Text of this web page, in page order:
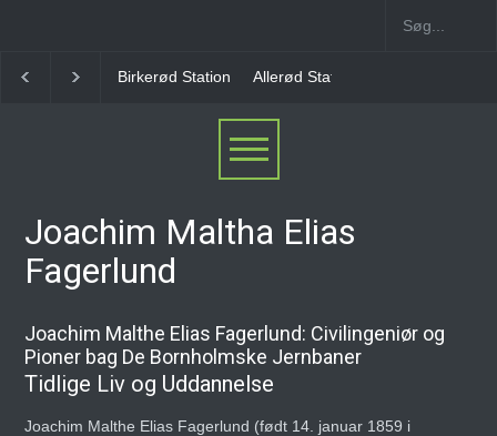
Birkerød Station Allerød Station
Joachim Maltha Elias
Fagerlund
Joachim Malthe Elias Fagerlund: Civilingeniør og
Pioner bag De Bornholmske Jernbaner
Tidlige Liv og Uddannelse
Joachim Malthe Elias Fagerlund (født 14. januar 1859 i